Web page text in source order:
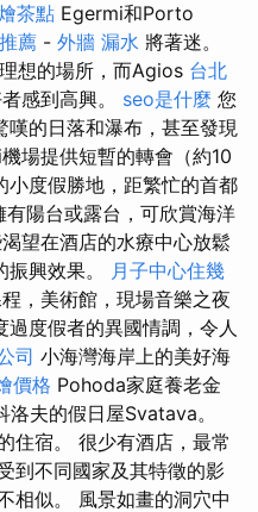
茶點 Egermi和Porto
薦 - 外牆 漏水 將著迷。
想的場所，而Agios 台北
感到高興。 seo是什麼 您
嘆的日落和瀑布，甚至發現
場提供短暫的轉會（約10
小度假勝地，距繁忙的首都
陽台或露台，可欣賞海洋
望在酒店的水療中心放鬆
興效果。 月子中心住幾
，美術館，現場音樂之夜
度假者的異國情調，令人
司 小海灣海岸上的美好海
價格 Pohoda家庭養老金
洛夫的假日屋Svatava。
住宿。 很少有酒店，最常
到不同國家及其特徵的影
相似。 風景如畫的洞穴中